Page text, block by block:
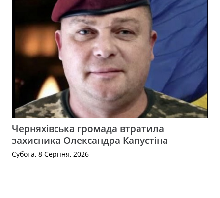
Черняхівська громада втратила
захисника Олександра Капустіна
Субота, 8 Серпня, 2026